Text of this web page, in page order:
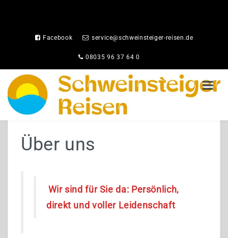
Facebook service@schweinsteiger-reisen.de
08035 96 37 64 0
Gruppenreisen
Über uns
Wir sind für Sie da: Persönlich,
direkt und voller Leidenschaft